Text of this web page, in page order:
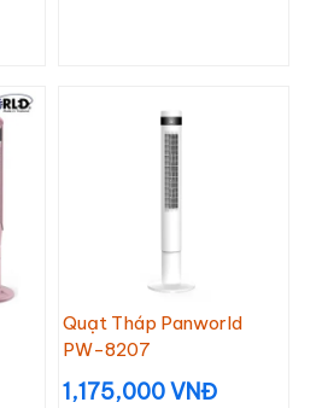
Quạt Tháp Panworld
PW-8207
1,175,000 VNĐ